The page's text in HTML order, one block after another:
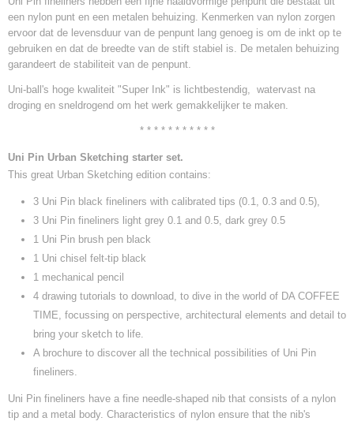
een nylon punt en een metalen behuizing. Kenmerken van nylon zorgen
ervoor dat de levensduur van de penpunt lang genoeg is om de inkt op te
gebruiken en dat de breedte van de stift stabiel is. De metalen behuizing
garandeert de stabiliteit van de penpunt.
Uni-ball's hoge kwaliteit "Super Ink" is lichtbestendig, watervast na
droging en sneldrogend om het werk gemakkelijker te maken.
* * * * * * * * * * *
Uni Pin Urban Sketching starter set.
This great Urban Sketching edition contains:
3 Uni Pin black fineliners with calibrated tips (0.1, 0.3 and 0.5),
3 Uni Pin fineliners light grey 0.1 and 0.5, dark grey 0.5
1 Uni Pin brush pen black
1 Uni chisel felt-tip black
1 mechanical pencil
4 drawing tutorials to download, to dive in the world of DA COFFEE
TIME, focussing on perspective, architectural elements and detail to
bring your sketch to life.
A brochure to discover all the technical possibilities of Uni Pin
fineliners.
Uni Pin fineliners have a fine needle-shaped nib that consists of a nylon
tip and a metal body. Characteristics of nylon ensure that the nib's